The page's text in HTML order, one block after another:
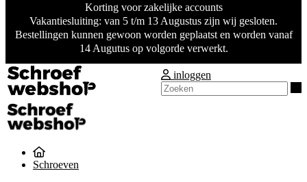
Korting voor zakelijke accounts
Vakantiesluiting: van 5 t/m 13 Augustus zijn wij gesloten.
Bestellingen kunnen gewoon worden geplaatst en worden vanaf
14 Augutus op volgorde verwerkt.
inloggen
Schroeven